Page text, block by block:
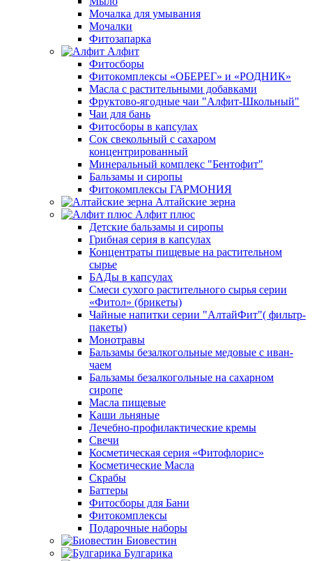
Мочалка для умывания
Мочалки
Фитозапарка
Алфит
Фитосборы
Фитокомплексы «ОБЕРЕГ» и «РОДНИК»
Масла с растительными добавками
Фруктово-ягодные чаи "Алфит-Школьный"
Чаи для бань
Фитосборы в капсулах
Сок свекольный с сахаром
концентрированный
Минеральный комплекс "Бентофит"
Бальзамы и сиропы
Фитокомплексы ГАРМОНИЯ
Алтайские зерна
Алфит плюс
Детские бальзамы и сиропы
Грибная серия в капсулах
Концентраты пищевые на растительном
сырье
БАДы в капсулах
Смеси сухого растительного сырья серии
«Фитол» (брикеты)
Чайные напитки серии "АлтайФит"( фильтр-
пакеты)
Монотравы
Бальзамы безалкогольные медовые с иван-
чаем
Бальзамы безалкогольные на сахарном
сиропе
Масла пищевые
Каши льняные
Лечебно-профилактические кремы
Свечи
Косметическая серия «Фитофлорис»
Косметические Масла
Скрабы
Баттеры
Фитосборы для Бани
Фитокомплексы
Подарочные наборы
Биовестин
Булгарика